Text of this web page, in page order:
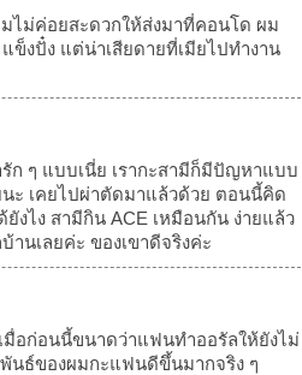
ไม่ค่อยสะดวกให้ส่งมาที่คอนโด ผม
ข็งปั๋ง แต่น่าเสียดายที่เมียไปทำงาน
ก ๆ แบบเนี่ย เรากะสามีก็มีปัญหาแบบ
นะ เคยไปผ่าตัดมาแล้วด้วย ตอนนี้คิด
งไง สามีกิน ACE เหมือนกัน ง่ายแล้ว
นเลยค่ะ ของเขาดีจริงค่ะ
อก่อนนี้ขนาดว่าแฟนทำออรัลให้ยังไม่
นธ์ของผมกะแฟนดีขึ้นมากจริง ๆ